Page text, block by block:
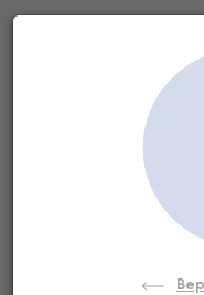
необходима